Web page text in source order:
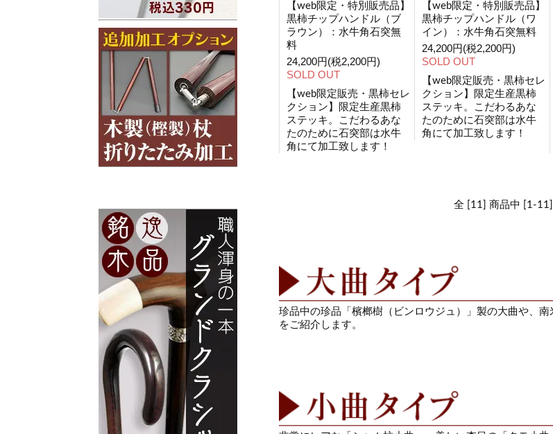
【web限定・特別販売品】
黒柿チップハンドル（ブ
ラウン）：水牛角石突無
料
24,200円(税2,200円)
SOLD OUT
【web限定販売・黒柿セレ
クション】限定生産黒柿
ステッキ。こだわるあな
たのために石突部は水牛
角にて加工致します！
【web限定・特別販売品】
黒柿チップハンドル（ワ
イン）：水牛角石突無料
24,200円(税2,200円)
SOLD OUT
【web限定販売・黒柿セレ
クション】限定生産黒柿
ステッキ。こだわるあな
たのために石突部は水牛
角にて加工致します！
全 [11] 商品中 [1-
珍品中の珍品「檳榔樹（ビンロウジュ）」製の大曲や、
をご紹介します。